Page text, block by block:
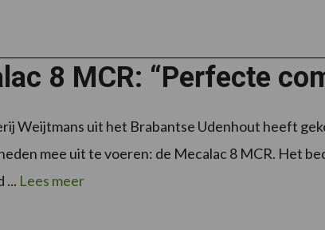
8 MCR: “Perfecte
Weijtmans uit het Brabantse Udenhout heeft
mee uit te voeren: de Mecalac 8 MCR. Het
... Lees meer